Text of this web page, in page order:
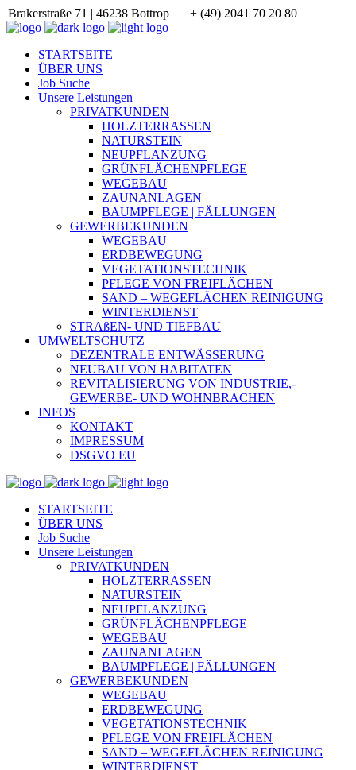
Brakerstraße 71 | 46238 Bottrop + (49) 2041 70 20 80
STARTSEITE
ÜBER UNS
Job Suche
Unsere Leistungen
PRIVATKUNDEN
HOLZTERRASSEN
NATURSTEIN
NEUPFLANZUNG
GRÜNFLÄCHENPFLEGE
WEGEBAU
ZAUNANLAGEN
BAUMPFLEGE | FÄLLUNGEN
GEWERBEKUNDEN
WEGEBAU
ERDBEWEGUNG
VEGETATIONSTECHNIK
PFLEGE VON FREIFLÄCHEN
SAND – WEGEFLÄCHEN REINIGUNG
WINTERDIENST
STRAßEN- UND TIEFBAU
UMWELTSCHUTZ
DEZENTRALE ENTWÄSSERUNG
NEUBAU VON HABITATEN
REVITALISIERUNG VON INDUSTRIE,-
GEWERBE- UND WOHNBRACHEN
INFOS
KONTAKT
IMPRESSUM
DSGVO EU
STARTSEITE
ÜBER UNS
Job Suche
Unsere Leistungen
PRIVATKUNDEN
HOLZTERRASSEN
NATURSTEIN
NEUPFLANZUNG
GRÜNFLÄCHENPFLEGE
WEGEBAU
ZAUNANLAGEN
BAUMPFLEGE | FÄLLUNGEN
GEWERBEKUNDEN
WEGEBAU
ERDBEWEGUNG
VEGETATIONSTECHNIK
PFLEGE VON FREIFLÄCHEN
SAND – WEGEFLÄCHEN REINIGUNG
WINTERDIENST